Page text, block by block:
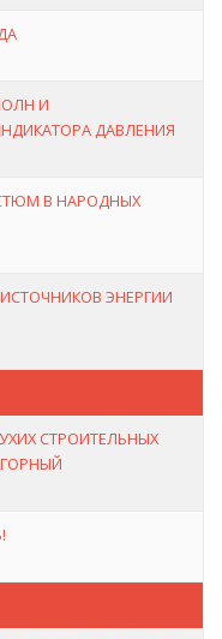
И
ДАВЛЕНИЯ
В НАРОДНЫХ
ЭНЕРГИИ
СТРОИТЕЛЬНЫХ